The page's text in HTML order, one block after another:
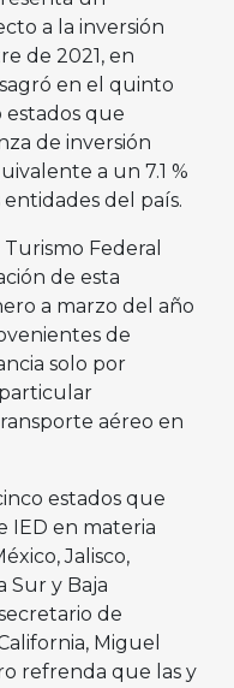
a la inversión
de 2021, en
en el quinto
estados que
de inversión
a un 7.1 %
del país.
Federal
de esta
a marzo del año
de
solo por
aéreo en
estados que
IED en materia
Jalisco,
Sur y Baja
de
Miguel
refrenda que las y